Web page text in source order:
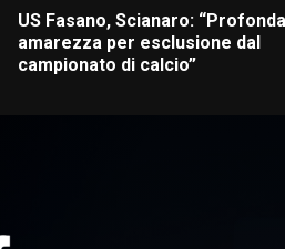
US Fasano, Scianaro: “Profonda
amarezza per esclusione dal
campionato di calcio”